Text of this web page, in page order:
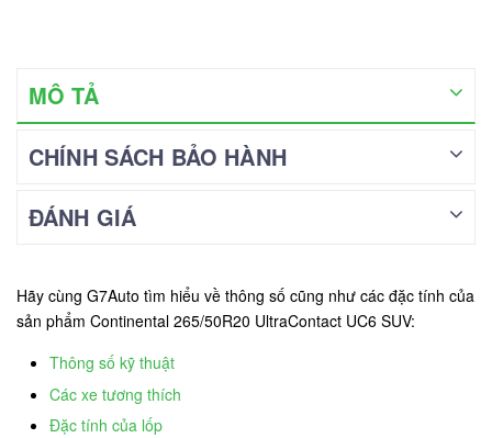
MÔ TẢ
CHÍNH SÁCH BẢO HÀNH
ĐÁNH GIÁ
Hãy cùng G7Auto tìm hiểu về thông số cũng như các đặc tính của
sản phẩm Continental 265/50R20 UltraContact UC6 SUV:
Thông số kỹ thuật
Các xe tương thích
Đặc tính của lốp